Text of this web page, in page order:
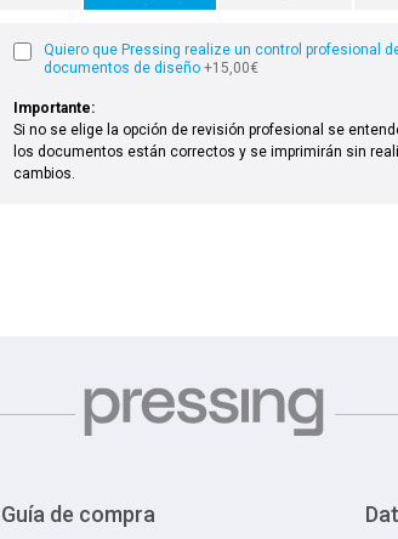
Quiero que Pressing realize un control profesional
documentos de diseño +15,00€
Importante:
Si no se elige la opción de revisión profesional se
los documentos están correctos y se imprimirán sin
cambios.
Guía de compra